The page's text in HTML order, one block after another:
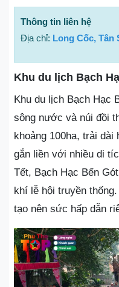
Thông tin liên hệ
Địa chỉ: Long Cốc, Tân
Khu du lịch Bạch
Khu du lịch Bạch Hạc
sông nước và núi đồi
khoảng 100ha, trải dài
gắn liền với nhiều di
Tết, Bạch Hạc Bến
khí lễ hội truyền
tạo nên sức hấp dẫn